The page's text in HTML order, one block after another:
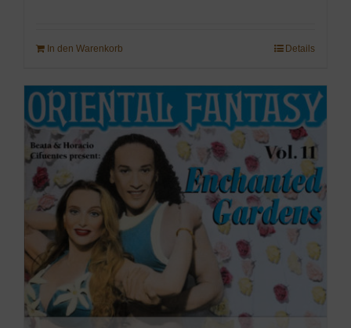
In den Warenkorb Details